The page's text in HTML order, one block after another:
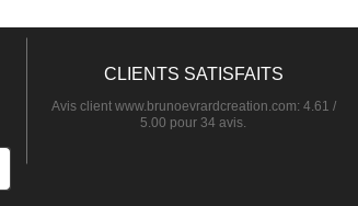
CLIENTS SATISFAITS
Avis client www.brunoevrardcreation.com: 4.61 /
5.00 pour 34 avis.